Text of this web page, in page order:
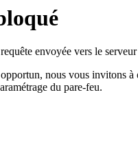
envoyée vers le
nous vous invitons à
du pare-feu.